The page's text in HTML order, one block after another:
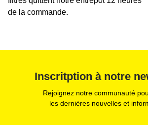
de la commande.
Inscritption à notre
Rejoignez notre communauté
les dernières nouvelles et